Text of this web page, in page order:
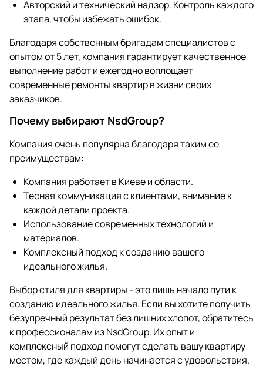
Авторский и технический надзор. Контроль каждого
этапа, чтобы избежать ошибок.
Благодаря собственным бригадам специалистов с
опытом от 5 лет, компания гарантирует качественное
выполнение работ и ежегодно воплощает
современные ремонты квартир в жизни своих
заказчиков.
Почему выбирают NsdGroup?
Компания очень популярна благодаря таким ее
преимуществам:
Компания работает в Киеве и области.
Тесная коммуникация с клиентами, внимание к
каждой детали проекта.
Использование современных технологий и
материалов.
Комплексный подход к созданию вашего
идеального жилья.
Выбор стиля для квартиры - это лишь начало пути к
созданию идеального жилья. Если вы хотите получить
безупречный результат без лишних хлопот, обратитесь
к профессионалам из NsdGroup. Их опыт и
комплексный подход помогут сделать вашу квартиру
местом, где каждый день начинается с удовольствия.